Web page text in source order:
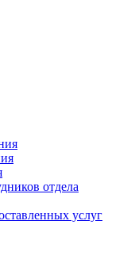
отдела
услуг